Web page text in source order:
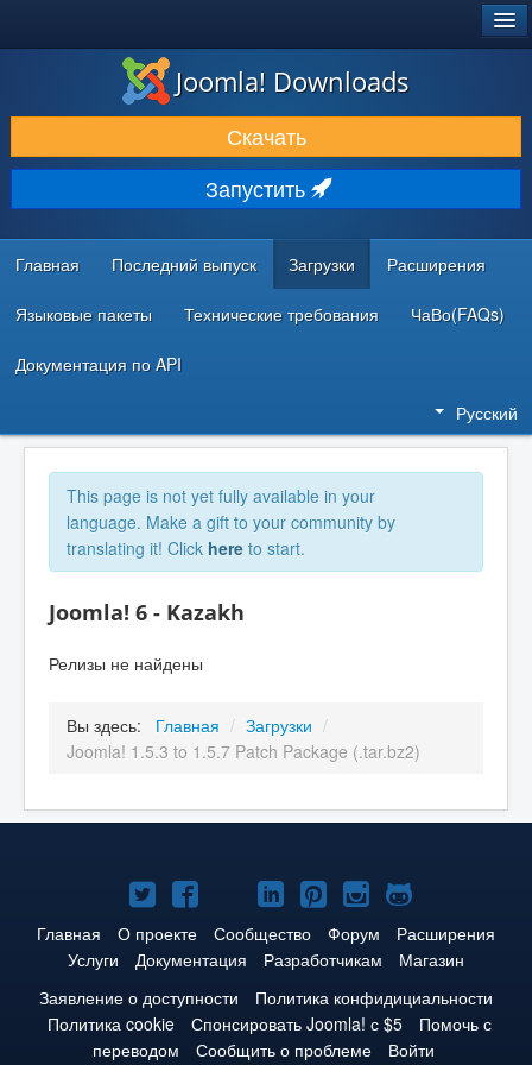
ЗАГРУЗКИ И РАСШИРЕНИЯ
ДОКУМЕНТАЦИЯ И ОБУЧЕНИЕ
СООБЩЕСТВО И ПОДДЕРЖКА
РЕСУРСЫ ДЛЯ РАЗРАБОТЧИКОВ
Joomla! Downloads
Скачать
Запустить
Главная Последний выпуск Загрузки Расширения
Языковые пакеты Технические требования ЧаВо(FAQs)
Документация по API
Русский
This page is not yet fully available in your
language. Make a gift to your community by
translating it! Click here to start.
Joomla! 6 - Kazakh
Релизы не найдены
Вы здесь: Главная / Загрузки /
Joomla! 1.5.3 to 1.5.7 Patch Package (.tar.bz2)
Joomla!
в
Твиттере
Joomla!
в
Facebook
Joomla!
в
YouTube
Joomla!
в
LinkedIn
Joomla!
в
Pinterest
Joomla!
в
Instagram
Joomla!
на
GitHub
Главная О проекте Сообщество Форум
Расширения
Услуги
Документация Разработчикам
Магазин
Заявление о доступности
Политика конфидициальности
Политика cookie
Спонсировать Joomla! с $5
Помочь с
переводом
Сообщить о проблеме Войти